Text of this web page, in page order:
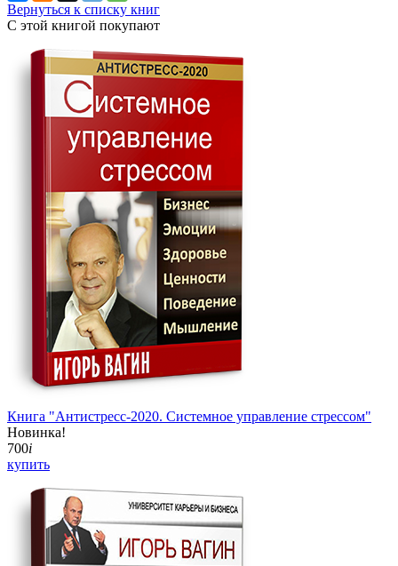
Вернуться к списку книг
С этой книгой покупают
Книга "Антистресс-2020. Системное управление стрессом"
Новинка!
700i
купить